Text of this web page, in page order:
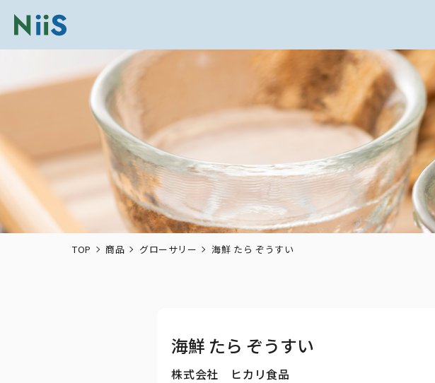
TOP 商品 グローサリー 海鮮 たら ぞうすい
海鮮 たら ぞうすい
株式会社 ヒカリ食品